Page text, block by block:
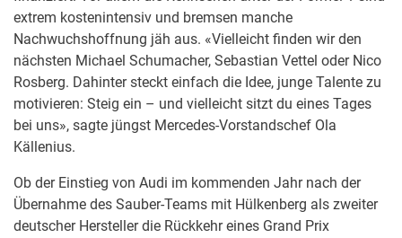
extrem kostenintensiv und bremsen manche
Nachwuchshoffnung jäh aus. «Vielleicht finden wir den
nächsten Michael Schumacher, Sebastian Vettel oder Nico
Rosberg. Dahinter steckt einfach die Idee, junge Talente zu
motivieren: Steig ein – und vielleicht sitzt du eines Tages
bei uns», sagte jüngst Mercedes-Vorstandschef Ola
Källenius.
Ob der Einstieg von Audi im kommenden Jahr nach der
Übernahme des Sauber-Teams mit Hülkenberg als zweiter
deutscher Hersteller die Rückkehr eines Grand Prix